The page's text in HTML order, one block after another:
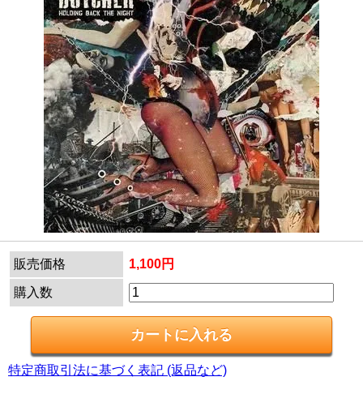
販売価格 1,100円
購入数
特定商取引法に基づく表記 (返品など)